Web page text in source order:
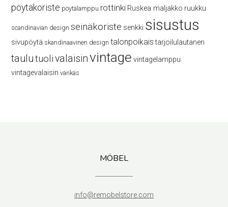
pöytäkoriste pöytälamppu rottinki Ruskea maljakko ruukku
scandinavian design seinäkoriste senkki sisustus
sivupöytä skandinaavinen design talonpoikais tarjoilulautanen
taulutuolivalaisinvintage vintagelamppu
vintagevalaisin värikäs
MÖBEL
info@remobelstore.com